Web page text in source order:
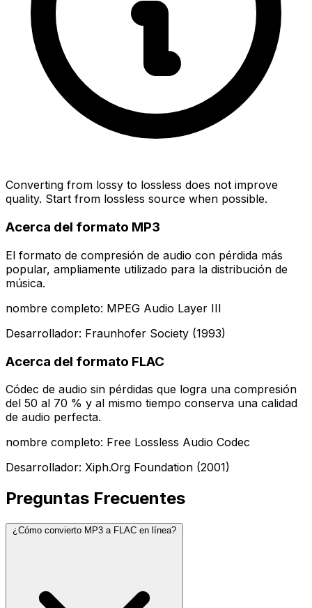
Converting from lossy to lossless does not improve
quality. Start from lossless source when possible.
Acerca del formato MP3
El formato de compresión de audio con pérdida más
popular, ampliamente utilizado para la distribución de
música.
nombre completo: MPEG Audio Layer III
Desarrollador: Fraunhofer Society (1993)
Acerca del formato FLAC
Códec de audio sin pérdidas que logra una compresión
del 50 al 70 % y al mismo tiempo conserva una calidad
de audio perfecta.
nombre completo: Free Lossless Audio Codec
Desarrollador: Xiph.Org Foundation (2001)
Preguntas Frecuentes
¿Cómo convierto MP3 a FLAC en línea?